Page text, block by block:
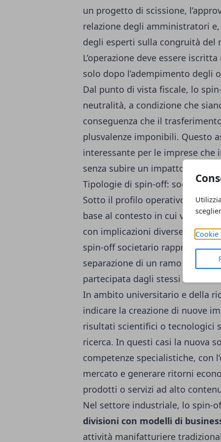
Cookie
un progetto di scissione,
relazione degli amministratori
degli esperti sulla congruità del
L’operazione deve essere
solo dopo l’adempimento degli
Dal punto di vista fiscale, lo
neutralità, a condizione che
conseguenza che il
plusvalenze imponibili. Questo
interessante per le imprese
senza subire un impatto fiscale
Tipologie di spin-off: societario,
Sotto il profilo operativo, lo
base al contesto in cui viene
con implicazioni diverse in
spin-off societario rappresenta
separazione di un ramo
partecipata dagli stessi soci
In ambito universitario e della
indicare la creazione di nuove
risultati scientifici o tecnologici
ricerca. In questi casi la nuova
competenze specialistiche, con
mercato e generare ritorni
prodotti o servizi ad alto
Nel settore industriale, lo spin-
divisioni con modelli di
attività manifatturiere